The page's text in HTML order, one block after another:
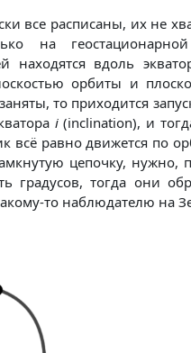
все расписаны, их не
на
находятся вдоль
орбиты и
то приходится
i(inclination), и
всё равно движется по
цепочку, нужно,
градусов, тогда они
то наблюдателю на